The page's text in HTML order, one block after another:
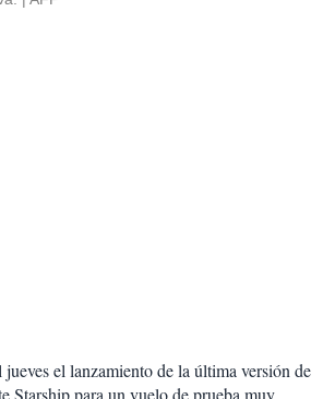
jueves el lanzamiento de la última versión de